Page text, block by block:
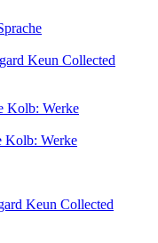
Keun Collected
Kolb: Werke
Kolb: Werke
Keun Collected